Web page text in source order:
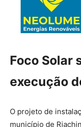
Foco Solar
execução
O projeto de
município de